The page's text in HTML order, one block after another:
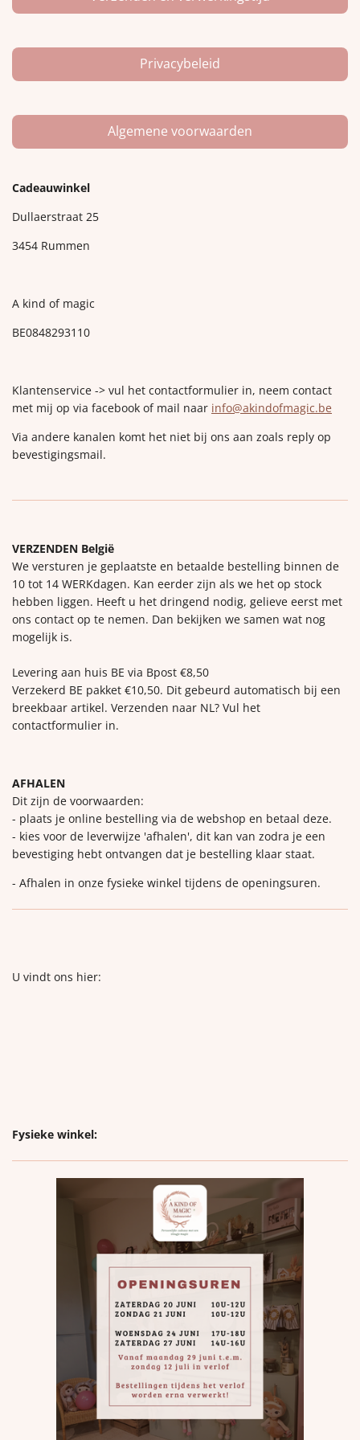
Privacybeleid
Algemene voorwaarden
Cadeauwinkel
Dullaerstraat 25
3454 Rummen
A kind of magic
BE0848293110
Klantenservice -> vul het contactformulier in, neem contact
met mij op via facebook of mail naar info@akindofmagic.be
Via andere kanalen komt het niet bij ons aan zoals reply op
bevestigingsmail.
VERZENDEN België
We versturen je geplaatste en betaalde bestelling binnen de
10 tot 14 WERKdagen. Kan eerder zijn als we het op stock
hebben liggen. Heeft u het dringend nodig, gelieve eerst met
ons contact op te nemen. Dan bekijken we samen wat nog
mogelijk is.
Levering aan huis BE via Bpost €8,50
Verzekerd BE pakket €10,50. Dit gebeurd automatisch bij een
breekbaar artikel. Verzenden naar NL? Vul het
contactformulier in.
AFHALEN
Dit zijn de voorwaarden:
- plaats je online bestelling via de webshop en betaal deze.
- kies voor de leverwijze 'afhalen', dit kan van zodra je een
bevestiging hebt ontvangen dat je bestelling klaar staat.
- Afhalen in onze fysieke winkel tijdens de openingsuren.
U vindt ons hier:
Fysieke winkel: